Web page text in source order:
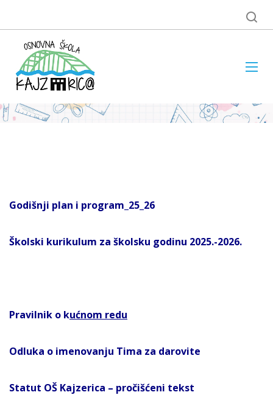
Godišnji plan i program_25_26
Školski kurikulum za školsku godinu 2025.-2026.
Pravilnik o kućnom redu
Odluka o imenovanju Tima za darovite
Statut OŠ Kajzerica – pročišćeni tekst